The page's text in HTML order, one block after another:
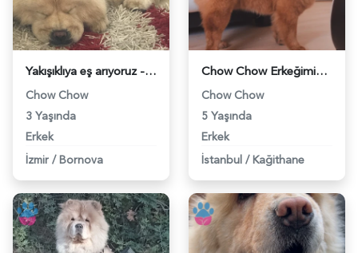
Yakışıklıya eş arıyoruz - 118973399
Chow Chow
3 Yaşında
Erkek
İzmir / Bornova
Chow Chow Erkeğimize Çiftleşecek Dişi Arıyoruz. - 118973146
Chow Chow
5 Yaşında
Erkek
İstanbul / Kağithane